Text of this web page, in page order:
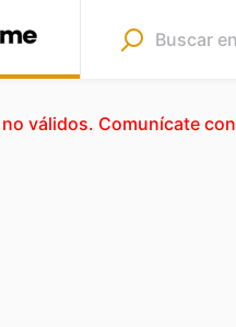
válidos. Comunícate